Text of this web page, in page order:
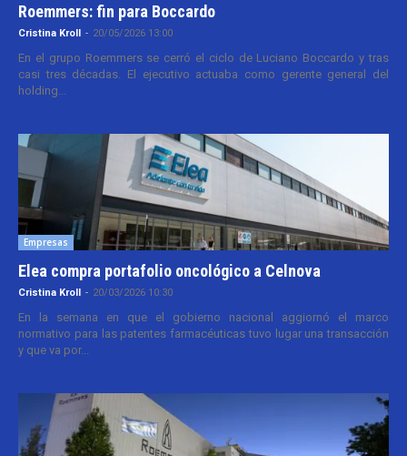
Roemmers: fin para Boccardo
Cristina Kroll - 20/05/2026 13:00
En el grupo Roemmers se cerró el ciclo de Luciano Boccardo y tras
casi tres décadas. El ejecutivo actuaba como gerente general del
holding...
Empresas
Elea compra portafolio oncológico a Celnova
Cristina Kroll - 20/03/2026 10:30
En la semana en que el gobierno nacional aggiornó el marco
normativo para las patentes farmacéuticas tuvo lugar una transacción
y que va por...